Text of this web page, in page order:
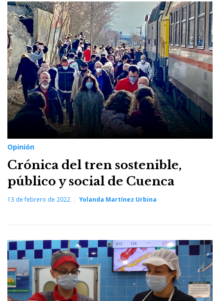
Opinión
Crónica del tren sostenible,
público y social de Cuenca
13 de febrero de 2022 Yolanda Martínez Urbina